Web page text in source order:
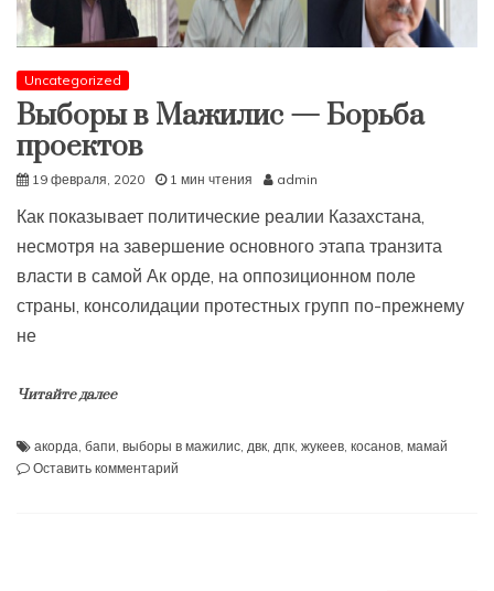
Uncategorized
Выборы в Мажилис — Борьба
проектов
19 февраля, 2020 1 мин чтения admin
Как показывает политические реалии Казахстана,
несмотря на завершение основного этапа транзита
власти в самой Ак орде, на оппозиционном поле
страны, консолидации протестных групп по-прежнему
не
Читайте далее
акорда бапи выборы в мажилис двк дпк жукеев косанов мамай
Оставить комментарий